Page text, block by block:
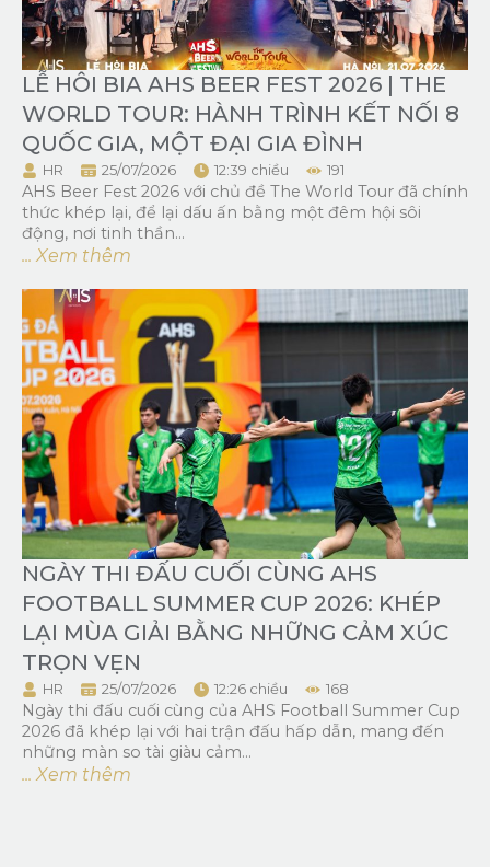
LỄ HÔI BIA AHS BEER FEST 2026 | THE
WORLD TOUR: HÀNH TRÌNH KẾT NỐI 8
QUỐC GIA, MỘT ĐẠI GIA ĐÌNH
HR 25/07/2026 12:39 chiều 191
AHS Beer Fest 2026 với chủ đề The World Tour đã chính
thức khép lại, để lại dấu ấn bằng một đêm hội sôi
động, nơi tinh thần...
... Xem thêm
NGÀY THI ĐẤU CUỐI CÙNG AHS
FOOTBALL SUMMER CUP 2026: KHÉP
LẠI MÙA GIẢI BẰNG NHỮNG CẢM XÚC
TRỌN VẸN
HR 25/07/2026 12:26 chiều 168
Ngày thi đấu cuối cùng của AHS Football Summer Cup
2026 đã khép lại với hai trận đấu hấp dẫn, mang đến
những màn so tài giàu cảm...
... Xem thêm